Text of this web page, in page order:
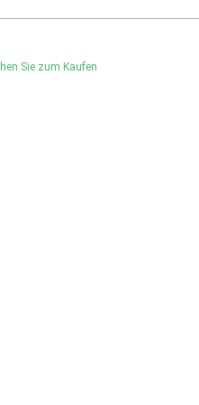
Sie zum Kaufen